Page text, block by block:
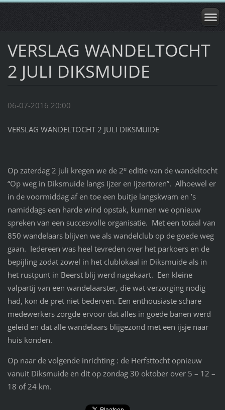
VERSLAG WANDELTOCHT
2 JULI DIKSMUIDE
06-07-2016 20:00
VERSLAG WANDELTOCHT 2 JULI DIKSMUIDE
Op zaterdag 2 juli kregen we de 2eeditie van de wandeltocht
“Op weg in Diksmuide langs Ijzer en Ijzertoren”. Alhoewel er
in de voormiddag af en toe een buitje langskwam en ’s
namiddags een harde wind opstak, kunnen we opnieuw
spreken van een succesvolle organisatie. Met een totaal van
850 wandelaars blijven we als wandelclub op de goede weg
gaan. Iedereen was heel tevreden over het parkoers en de
bepijling zodat zowel in het clublokaal in Diksmuide als in
het rustpunt in Beerst blij werd nagekaart. Een kleine
valpartij van een wandelaarster, die wat verzorging nodig
had, kon de pret niet bederven. Een enthousiaste schare
medewerkers zorgde ervoor dat alles in goede banen werd
geleid en dat alle wandelaars blijgezond met een ijsje naar
huis konden.
Op naar de volgende inrichting : de Herfsttocht opnieuw
vanuit Diksmuide en dit op zondag 30 oktober over 5 – 12 –
18 of 24 km.